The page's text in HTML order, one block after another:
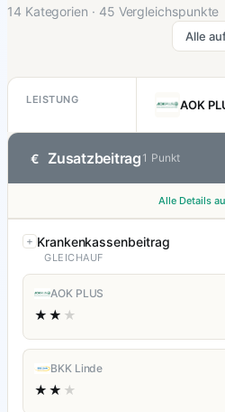
14 Kategorien · 45 Vergleichspunkte
Alle
LEISTUNG AOK
€ Zusatzbeitrag 1 Punkt
Alle Details
Krankenkassenbeitrag
GLEICHAUF
AOK PLUS
★★ ★
BKK Linde
★★ ★